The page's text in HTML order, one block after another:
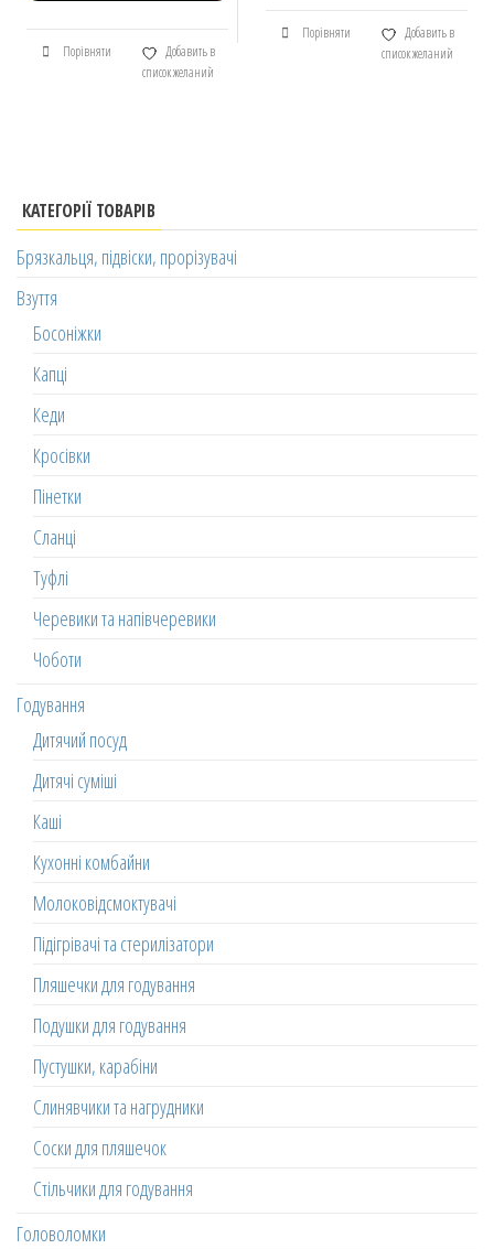
Порівняти
Добавить в
список желаний
Порівняти
Добавить в
список желаний
КАТЕГОРІЇ ТОВАРІВ
Брязкальця, підвіски, прорізувачі
Взуття
Босоніжки
Капці
Кеди
Кросівки
Пінетки
Сланці
Туфлі
Черевики та напівчеревики
Чоботи
Годування
Дитячий посуд
Дитячі суміші
Каші
Кухонні комбайни
Молоковідсмоктувачі
Підігрівачі та стерилізатори
Пляшечки для годування
Подушки для годування
Пустушки, карабіни
Слинявчики та нагрудники
Соски для пляшечок
Стільчики для годування
Головоломки